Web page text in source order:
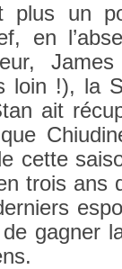
plus un
en
loin !), la
ait
cette
trois ans
gagn­er